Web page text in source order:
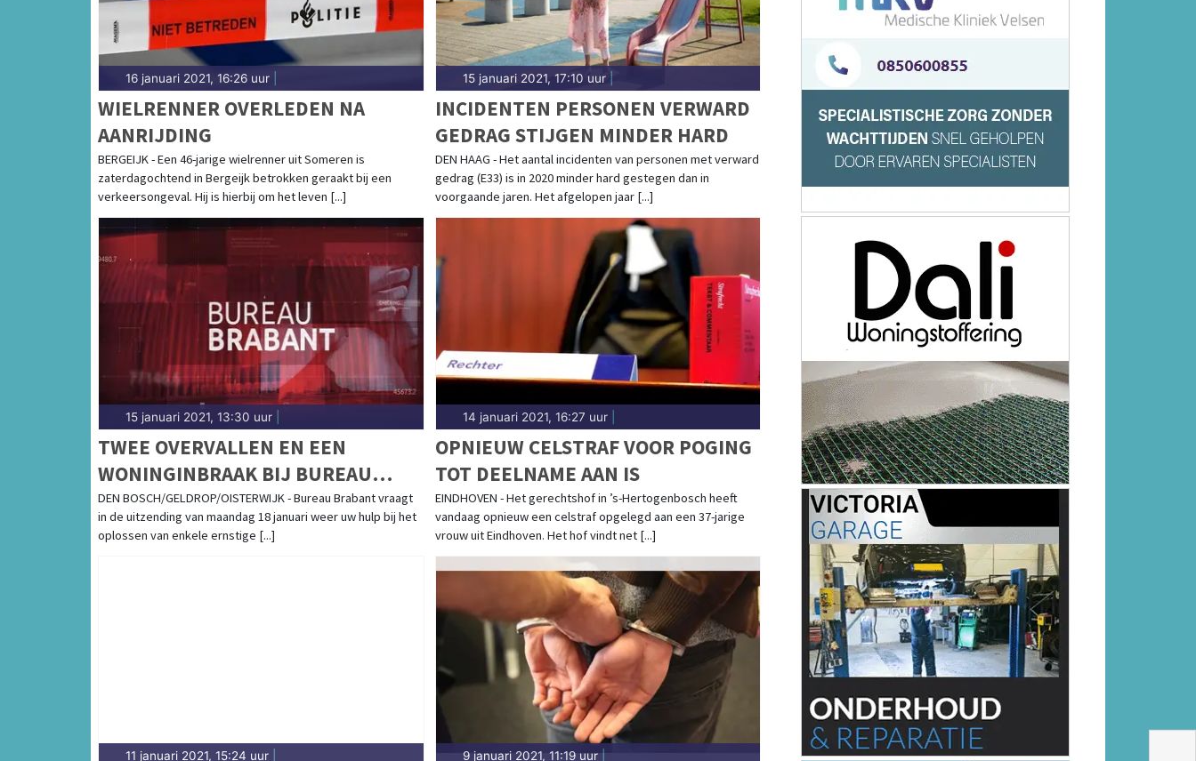
16 januari 2021, 16:26 uur
WIELRENNER OVERLEDEN NA
AANRIJDING
BERGEIJK - Een 46-jarige wielrenner uit Someren is
zaterdagochtend in Bergeijk betrokken geraakt bij een
verkeersongeval. Hij is hierbij om het leven [...]
15 januari 2021, 17:10 uur|
INCIDENTEN PERSONEN VERWARD
GEDRAG STIJGEN MINDER HARD
DEN HAAG - Het aantal incidenten van personen met verward
gedrag (E33) is in 2020 minder hard gestegen dan in
voorgaande jaren. Het afgelopen jaar [...]
15 januari 2021, 13:30 uur
TWEE OVERVALLEN EN EEN
WONINGINBRAAK BIJ BUREAU
BRABANT
DEN BOSCH/GELDROP/OISTERWIJK - Bureau Brabant vraagt
in de uitzending van maandag 18 januari weer uw hulp bij het
oplossen van enkele ernstige [...]
14 januari 2021, 16:27 uur|
OPNIEUW CELSTRAF VOOR POGING
TOT DEELNAME AAN IS
EINDHOVEN - Het gerechtshof in ’s-Hertogenbosch heeft
vandaag opnieuw een celstraf opgelegd aan een 37-jarige
vrouw uit Eindhoven. Het hof vindt net [...]
11 januari 2021, 15:24 uur 9 januari 2021, 11:19 uur|